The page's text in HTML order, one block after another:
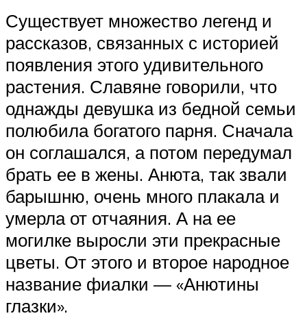
Существует множество легенд и
рассказов, связанных с историей
появления этого удивительного
растения. Славяне говорили, что
однажды девушка из бедной семьи
полюбила богатого парня. Сначала
он соглашался, а потом передумал
брать ее в жены. Анюта, так звали
барышню, очень много плакала и
умерла от отчаяния. А на ее
могилке выросли эти прекрасные
цветы. От этого и второе народное
название фиалки — «Анютины
глазки».